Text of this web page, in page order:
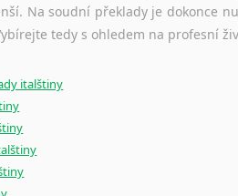
Na soudní překlady je dokonce
tedy s ohledem na profesní
italštiny